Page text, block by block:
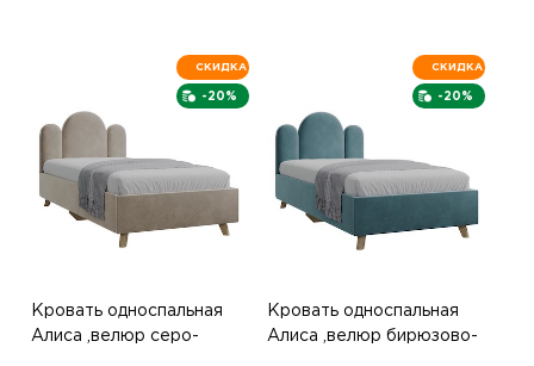
-20%
СКИДКА
Кровать односпальная
Алиса ,велюр серо-
-20%
СКИДКА
Кровать односпальная
Алиса ,велюр бирюзово-